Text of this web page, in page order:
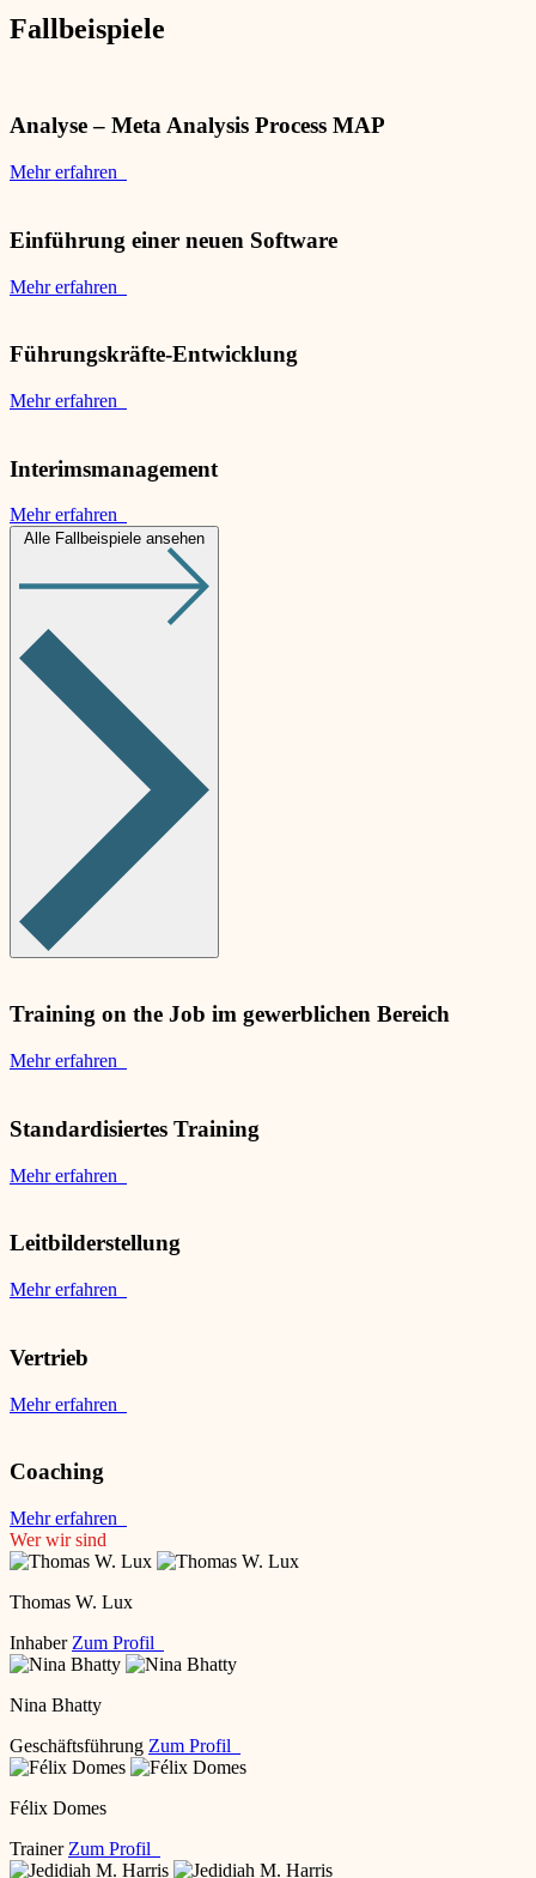
Fallbeispiele
Analyse – Meta Analysis Process MAP
Mehr erfahren
Einführung einer neuen Software
Mehr erfahren
Führungskräfte-Entwicklung
Mehr erfahren
Interimsmanagement
Mehr erfahren
Alle Fallbeispiele ansehen
Training on the Job im gewerblichen Bereich
Mehr erfahren
Standardisiertes Training
Mehr erfahren
Leitbilderstellung
Mehr erfahren
Vertrieb
Mehr erfahren
Coaching
Mehr erfahren
Wer wir sind
Thomas W. Lux
Inhaber Zum Profil
Nina Bhatty
Geschäftsführung Zum Profil
Félix Domes
Trainer Zum Profil